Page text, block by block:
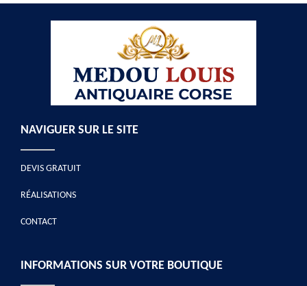
NAVIGUER SUR LE SITE
DEVIS GRATUIT
RÉALISATIONS
CONTACT
INFORMATIONS SUR VOTRE BOUTIQUE